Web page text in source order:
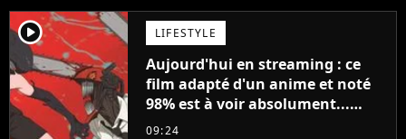
player2 LIFESTYLE
Aujourd'hui en streaming : ce
film adapté d'un anime et noté
98% est à voir absolument...
sinon vous ne comprendrez plus
09:24